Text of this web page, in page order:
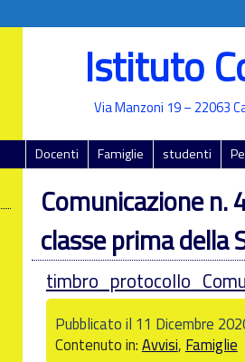
Istituto
Via Manzoni 19 – 22063
Docenti Famiglie studenti
Comunicazione n.
classe prima della
Pubblicato il 11 Dicembre
Contenuto in: Avvisi, Famiglie